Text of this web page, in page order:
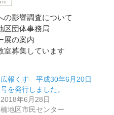
の影響調査について
団体事務局
展の案内
室募集しています
広報くす 平成30年6月20日
号を発行しました。
2018年6月28日
楠地区市民センター